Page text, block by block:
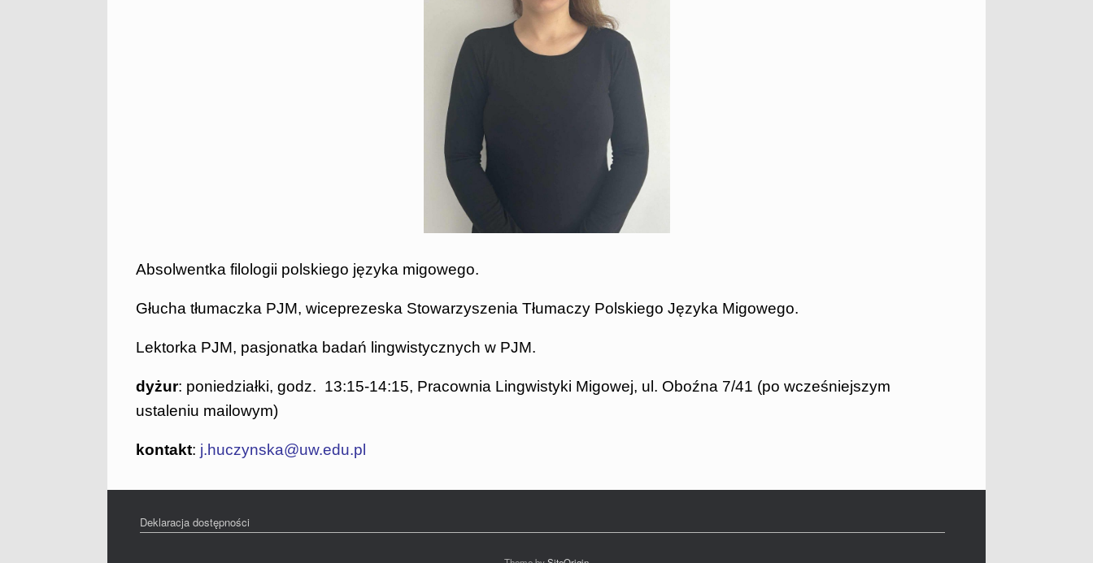
Absolwentka filologii polskiego języka migowego.
Głucha tłumaczka PJM, wiceprezeska Stowarzyszenia Tłumaczy Polskiego Języka Migowego.
Lektorka PJM, pasjonatka badań lingwistycznych w PJM.
dyżur: poniedziałki, godz. 13:15-14:15, Pracownia Lingwistyki Migowej, ul. Oboźna 7/41 (po wcześniejszym
ustaleniu mailowym)
kontakt: j.huczynska@uw.edu.pl
Deklaracja dostępności